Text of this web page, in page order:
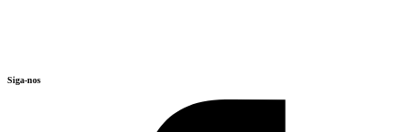
Siga-nos